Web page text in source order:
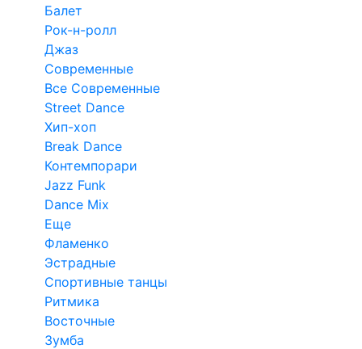
Балет
Рок-н-ролл
Джаз
Современные
Все Современные
Street Dance
Хип-хоп
Break Dance
Контемпорари
Jazz Funk
Dance Mix
Еще
Фламенко
Эстрадные
Спортивные танцы
Ритмика
Восточные
Зумба